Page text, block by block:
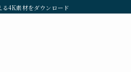
4K素材をダウンロード